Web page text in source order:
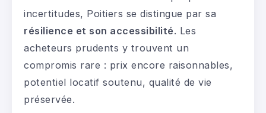
incertitudes, Poitiers se distingue par sa
résilience et son accessibilité. Les
acheteurs prudents y trouvent un
compromis rare : prix encore raisonnables,
potentiel locatif soutenu, qualité de vie
préservée.